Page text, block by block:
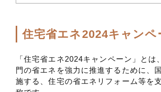
住宅省エネ2024キャンペ
「住宅省エネ2024キャンペーン」と
門の省エネを強力に推進するために、
施する、住宅の省エネリフォーム等を